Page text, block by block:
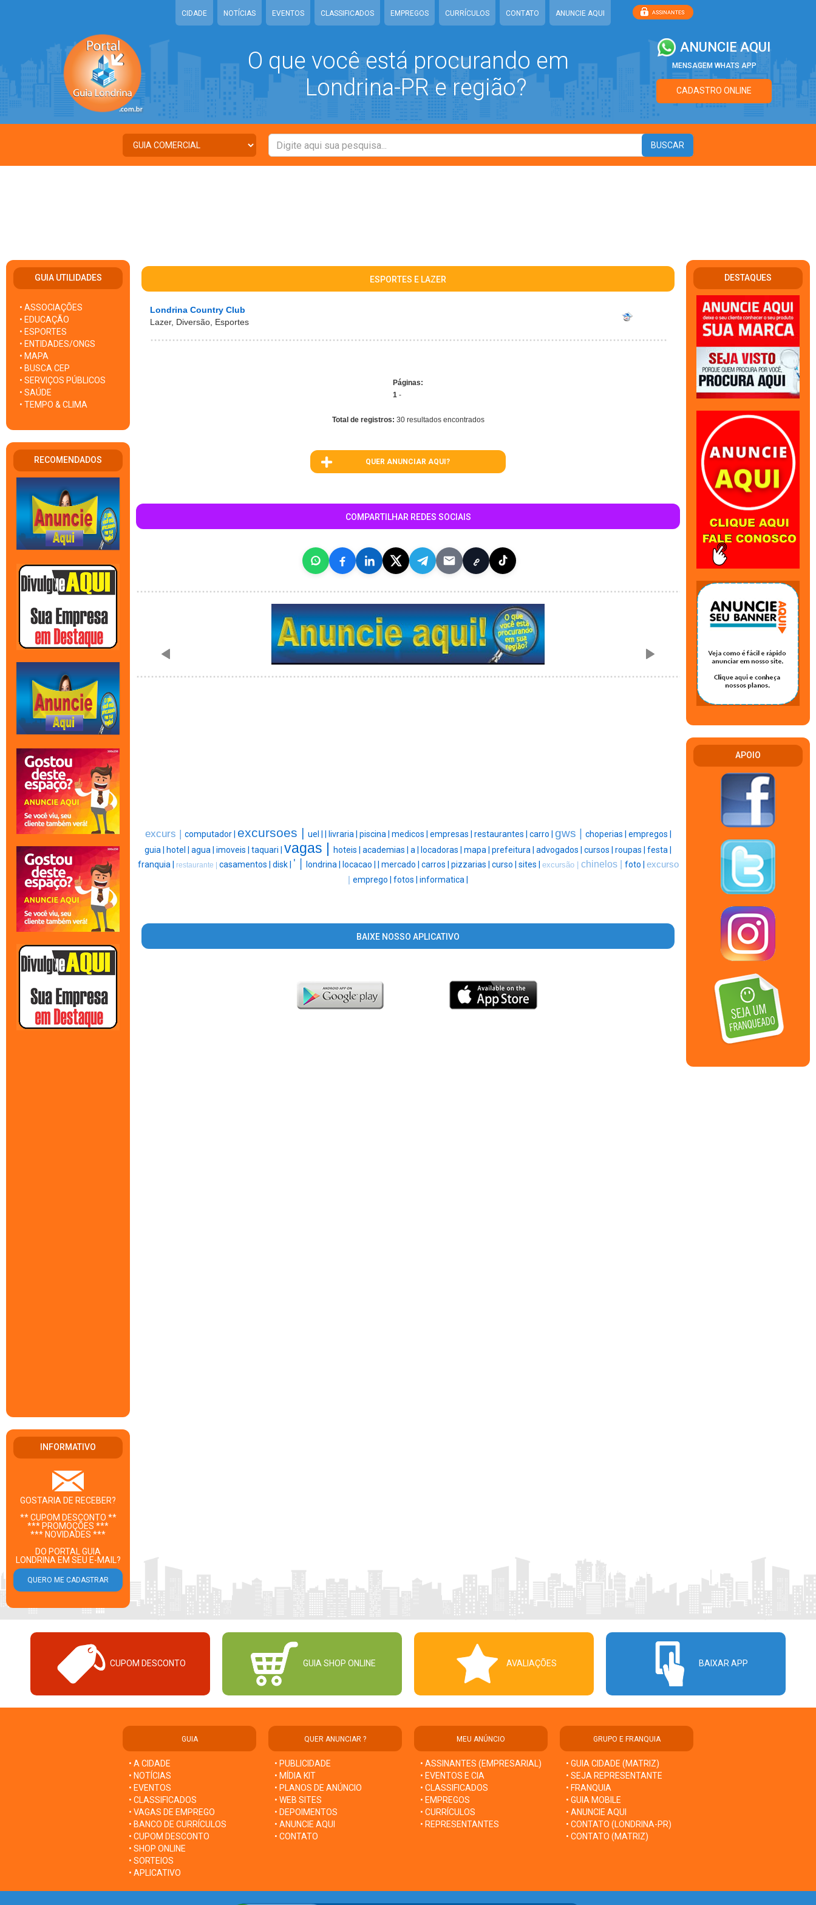
CIDADE NOTÍCIAS EVENTOS CLASSIFICADOS EMPREGOS CURRÍCULOS CONTATO ANUNCIE AQUI
O que você está procurando em
Londrina-PR e região?
ANUNCIE AQUI
MENSAGEM WHATS APP
CADASTRO ONLINE
GUIA UTILIDADES
• ASSOCIAÇÕES
• EDUCAÇÃO
• ESPORTES
• ENTIDADES/ONGS
• MAPA
• BUSCA CEP
• SERVIÇOS PÚBLICOS
• SAÚDE
• TEMPO & CLIMA
RECOMENDADOS
INFORMATIVO
GOSTARIA DE RECEBER?
** CUPOM DESCONTO **
*** PROMOÇÕES ***
*** NOVIDADES ***
DO PORTAL GUIA
LONDRINA EM SEU E-MAIL?
ESPORTES E LAZER
Londrina Country Club
Lazer, Diversão, Esportes
Páginas:
1 -
Total de registros: 30 resultados encontrados
QUER ANUNCIAR AQUI?
COMPARTILHAR REDES SOCIAIS
excurs | computador | excursoes | uel | livraria | piscina | medicos | empresas | restaurantes | carro | gws | choperias | empregos |
guia |
hotel | agua | imoveis | taquari | vagas | hoteis | academias | a | locadoras | mapa | prefeitura | advogados | cursos | roupas | festa |
franquia |
restaurante | casamentos | disk | ' | londrina | locacao | mercado | carros | pizzarias | curso | sites | excursão | chinelos | foto | excurso
emprego | fotos | informatica |
BAIXE NOSSO APLICATIVO
DESTAQUES
APOIO
CUPOM DESCONTO GUIA SHOP ONLINE AVALIAÇÕES BAIXAR APP
GUIA
• A CIDADE
• NOTÍCIAS
• EVENTOS
• CLASSIFICADOS
• VAGAS DE EMPREGO
• BANCO DE CURRÍCULOS
• CUPOM DESCONTO
• SHOP ONLINE
• SORTEIOS
• APLICATIVO
QUER ANUNCIAR ?
• PUBLICIDADE
• MÍDIA KIT
• PLANOS DE ANÚNCIO
• WEB SITES
• DEPOIMENTOS
• ANUNCIE AQUI
• CONTATO
MEU ANÚNCIO
• ASSINANTES (EMPRESARIAL)
• EVENTOS E CIA
• CLASSIFICADOS
• EMPREGOS
• CURRÍCULOS
• REPRESENTANTES
GRUPO E FRANQUIA
• GUIA CIDADE (MATRIZ)
• SEJA REPRESENTANTE
• FRANQUIA
• GUIA MOBILE
• ANUNCIE AQUI
• CONTATO (LONDRINA-PR)
• CONTATO (MATRIZ)